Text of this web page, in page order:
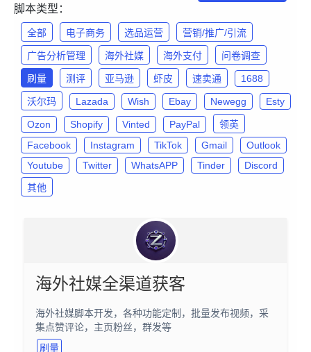
脚本类型：
全部 电子商务 选品运营 营销/推广/引流
广告分析管理 海外社媒 海外支付 问卷调查
刷量 测评 亚马逊 虾皮 速卖通 1688
沃尔玛 Lazada Wish Ebay Newegg Esty
Ozon Shopify Vinted PayPal
领英
Facebook
Instagram TikTok Gmail
Outlook
Youtube
Twitter WhatsAPP Tinder
Discord
其他
海外社媒全渠道获客
海外社媒脚本开发，各种功能定制，批量发布视频，采
集点赞评论，主页粉丝，群发等
刷量